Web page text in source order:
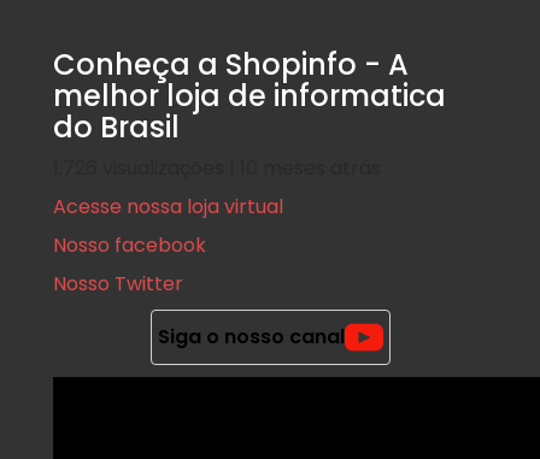
Conheça a Shopinfo - A
melhor loja de informatica
do Brasil
Acesse nossa loja virtual
Nosso facebook
Nosso Twitter
Siga o nosso canal